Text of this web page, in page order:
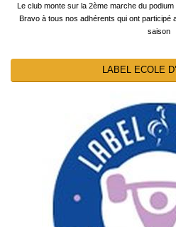
Le club monte sur la 2ème marche du
Bravo à tous nos adhérents qui ont participé
saison
LABEL ECOLE